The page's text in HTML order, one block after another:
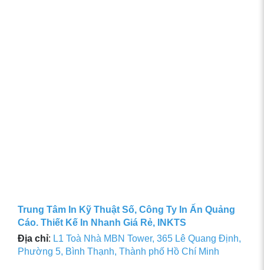
Trung Tâm In Kỹ Thuật Số, Công Ty In Ấn Quảng
Cáo. Thiết Kế In Nhanh Giá Rẻ, INKTS
Địa chỉ: L1 Toà Nhà MBN Tower, 365 Lê Quang Định,
Phường 5, Bình Thạnh, Thành phố Hồ Chí Minh